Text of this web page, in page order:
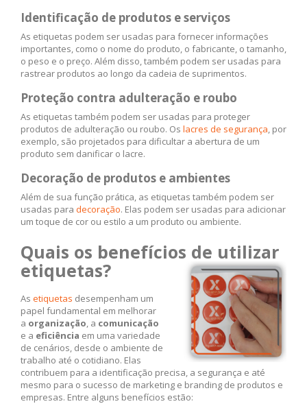
Identificação de produtos e serviços
As etiquetas podem ser usadas para fornecer informações
importantes, como o nome do produto, o fabricante, o tamanho,
o peso e o preço. Além disso, também podem ser usadas para
rastrear produtos ao longo da cadeia de suprimentos.
Proteção contra adulteração e roubo
As etiquetas também podem ser usadas para proteger
produtos de adulteração ou roubo. Os lacres de segurança, por
exemplo, são projetados para dificultar a abertura de um
produto sem danificar o lacre.
Decoração de produtos e ambientes
Além de sua função prática, as etiquetas também podem ser
usadas para decoração. Elas podem ser usadas para adicionar
um toque de cor ou estilo a um produto ou ambiente.
Quais os benefícios de utilizar
etiquetas?
As etiquetas desempenham um
papel fundamental em melhorar
a organização, a comunicação
e a eficiência em uma variedade
de cenários, desde o ambiente de
trabalho até o cotidiano. Elas
contribuem para a identificação precisa, a segurança e até
mesmo para o sucesso de marketing e branding de produtos e
empresas. Entre alguns benefícios estão: